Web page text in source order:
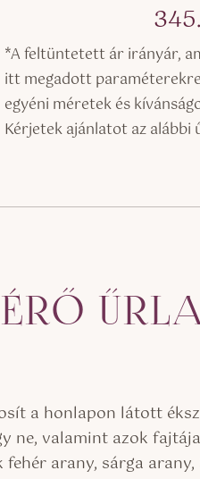
*A feltüntetett ár irányár,
itt megadott
egyéni méretek és
Kérjetek ajánlatot az alábbi
a honlapon látott
ne, valamint azok
arany, sárga